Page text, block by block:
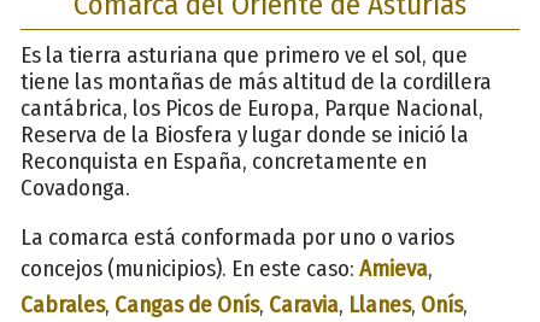
Es la tierra asturiana que primero ve el sol, que
tiene las montañas de más altitud de la cordillera
cantábrica, los Picos de Europa, Parque Nacional,
Reserva de la Biosfera y lugar donde se inició la
Reconquista en España, concretamente en
Covadonga.
La comarca está conformada por uno o varios
concejos (municipios). En este caso: Amieva,
Cabrales, Cangas de Onís, Caravia, Llanes, Onís,